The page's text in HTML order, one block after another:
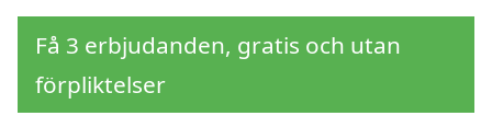
Få 3 erbjudanden, gratis och utan
förpliktelser